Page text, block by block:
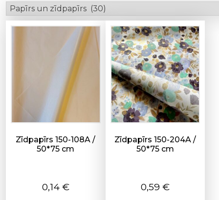
Zīdpapīrs 150-108A /
50*75 cm
0,14 €
Zīdpapīrs 150-204A /
50*75 cm
0,59 €